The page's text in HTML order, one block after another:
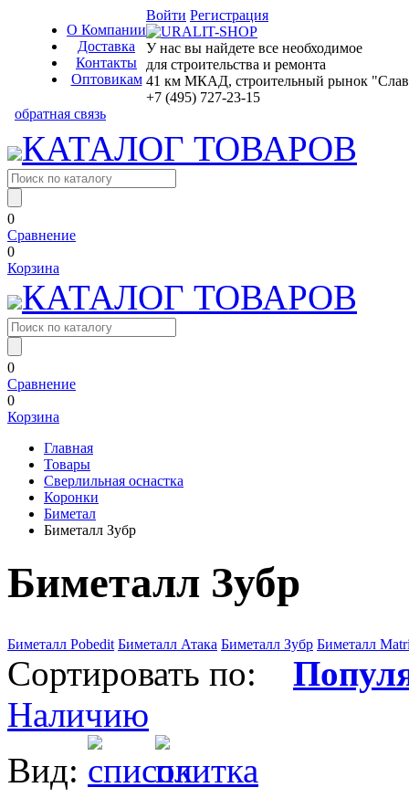
О Компании
Доставка
Контакты
Оптовикам
Войти Регистрация
У нас вы найдете все необходимое
для строительства и ремонта
41 км МКАД, строительный рынок
+7 (495) 727-23-15
обратная связь
КАТАЛОГ ТОВАРОВ
0
Сравнение
0
Корзина
КАТАЛОГ ТОВАРОВ
0
Сравнение
0
Корзина
Главная
Товары
Сверлильная оснастка
Коронки
Биметал
Биметалл Зубр
Биметалл Зубр
Биметалл Pobedit Биметалл Атака Биметалл Зубр Биметалл
Сортировать по:
Наличию
Вид: